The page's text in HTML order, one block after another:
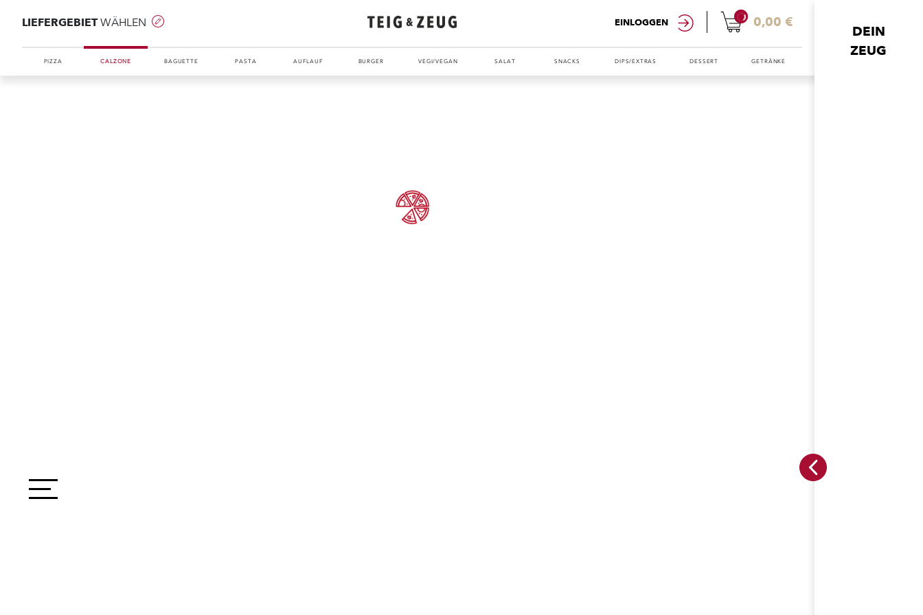
LIEFERGEBIETWÄHLEN EINLOGGEN
0 0,00 €
DEIN
ZEUG
PIZZA CALZONE BAGUETTE PASTA AUFLAUF BURGER VEGI/VEGAN SALAT SNACKS DIPS/EXTRAS DESSERT GETRÄNKE